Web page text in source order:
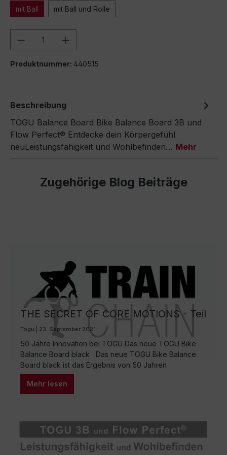
mit Ball mit Ball und Rolle
Produkt Anzahl: Gib den
Produktnummer: 440515
Beschreibung
TOGU Balance Board Bike Balance Board 3B und
Flow Perfect® Entdecke dein Körpergefühl
neuLeistungsfähigkeit und Wohlbefinden… Mehr
Zugehörige Blog Beiträge
THE SECRET OF CORE MOTIONS - Teil
1
Togu | 23. September 2021
50 Jahre Innovation bei TOGU Das neue TOGU Bike
Balance Board black Das neue TOGU Bike Balance
Board black ist das Ergebnis von 50 Jahren
kontinuierlicher Innovation bei TOGU. Erfahren Sie, wie
TOGU die Vorteile von luftgefüllten Trainingsgeräten
bis heute nutzt. Mit dem neuen TOGU Bike Balance
Mehr lesen